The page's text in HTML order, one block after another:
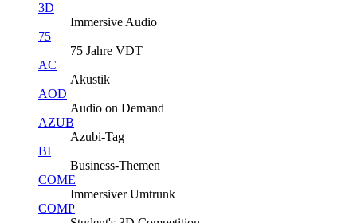
3D
Immersive Audio
75
75 Jahre VDT
AC
Akustik
AOD
Audio on Demand
AZUB
Azubi-Tag
BI
Business-Themen
COME
Immersiver Umtrunk
COMP